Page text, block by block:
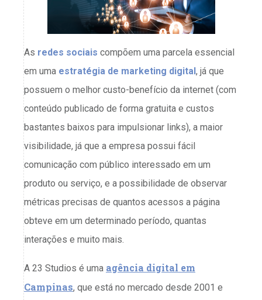
As redes sociais compõem uma parcela essencial
em uma estratégia de marketing digital, já que
possuem o melhor custo-benefício da internet (com
conteúdo publicado de forma gratuita e custos
bastantes baixos para impulsionar links), a maior
visibilidade, já que a empresa possui fácil
comunicação com público interessado em um
produto ou serviço, e a possibilidade de observar
métricas precisas de quantos acessos a página
obteve em um determinado período, quantas
interações e muito mais.
A 23 Studios é uma agência digital em
Campinas, que está no mercado desde 2001 e